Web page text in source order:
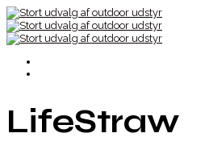
LifeStraw